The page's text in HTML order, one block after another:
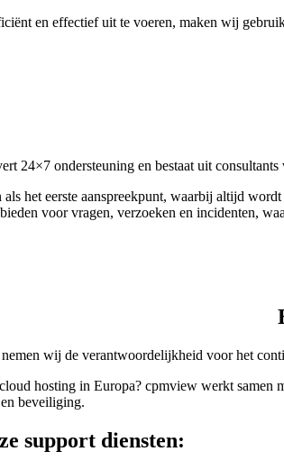
en effectief uit te voeren, maken wij
24×7 ondersteuning en bestaat uit
als het eerste aanspreekpunt, waarbij altijd
voor vragen, verzoeken en incidenten,
nemen wij de verantwoordelijkheid voor het
cloud hosting in Europa? cpmview werkt samen
beveiliging.
support diensten: